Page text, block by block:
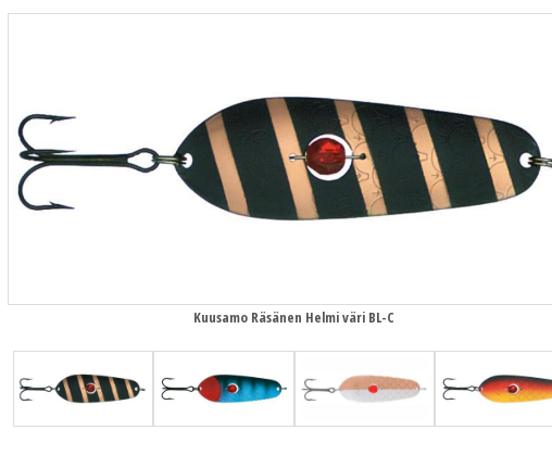
Kuusamo Räsänen Helmi väri BL-C